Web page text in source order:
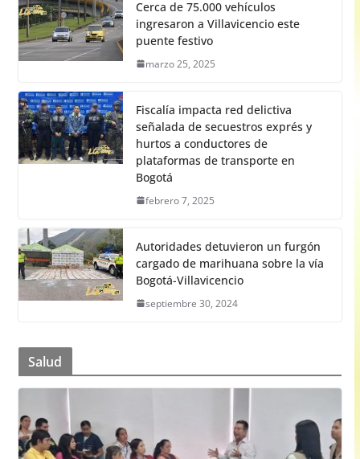
Cerca de 75.000 vehículos
ingresaron a Villavicencio este
puente festivo
marzo 25, 2025
Fiscalía impacta red delictiva
señalada de secuestros exprés y
hurtos a conductores de
plataformas de transporte en
Bogotá
febrero 7, 2025
Autoridades detuvieron un furgón
cargado de marihuana sobre la vía
Bogotá-Villavicencio
septiembre 30, 2024
Salud